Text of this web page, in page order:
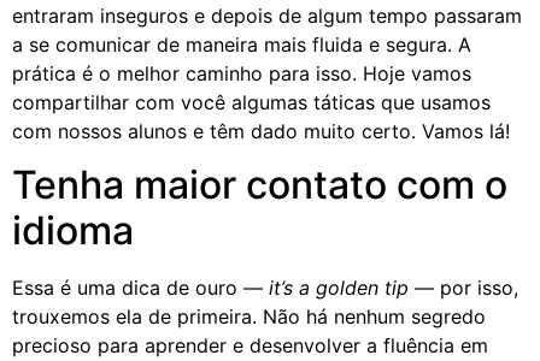
entraram inseguros e depois de algum tempo passaram
a se comunicar de maneira mais fluida e segura. A
prática é o melhor caminho para isso. Hoje vamos
compartilhar com você algumas táticas que usamos
com nossos alunos e têm dado muito certo. Vamos lá!
Tenha maior contato com o
idioma
Essa é uma dica de ouro — it’s a golden tip — por isso,
trouxemos ela de primeira. Não há nenhum segredo
precioso para aprender e desenvolver a fluência em